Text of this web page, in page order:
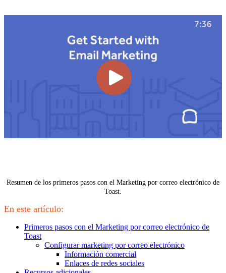
Resumen de los primeros pasos con el Marketing por correo electrónico de
Toast.
En este artículo:
Primeros pasos con el Marketing por correo electrónico de
Toast
Configurar marketing por correo electrónico
Información comercial
Enlaces de redes sociales